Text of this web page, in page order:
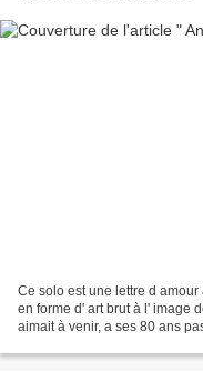
Ce solo est une lettre d
en forme d' art brut à l' image
aimait à venir, a ses 80 ans